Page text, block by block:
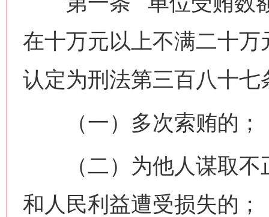
在十万元以上不满二十
认定为刑法第三百八十七
（一）多次索贿的；
（二）为他人谋取不
和人民利益遭受损失的；